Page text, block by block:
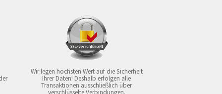
Wir legen höchsten Wert auf die Sicherheit
Ihrer Daten! Deshalb erfolgen alle
Transaktionen ausschließlich über
verschlüsselte Verbindungen.